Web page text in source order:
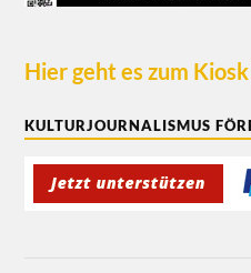
Hier geht es zum
KULTURJOURNALISMUS